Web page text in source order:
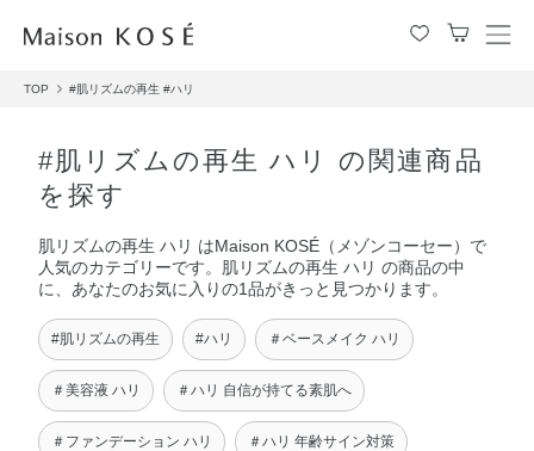
メ
TOP #肌リズムの再生 #ハリ
#肌リズムの再生 ハリ の関連商品
を探す
肌リズムの再生 ハリ はMaison KOSÉ（メゾンコーセー）で
人気のカテゴリーです。肌リズムの再生 ハリ の商品の中
に、あなたのお気に入りの1品がきっと見つかります。
#肌リズムの再生 #ハリ ＃ベースメイク ハリ
＃美容液 ハリ ＃ハリ 自信が持てる素肌へ
＃ファンデーション ハリ ＃ハリ 年齢サイン対策